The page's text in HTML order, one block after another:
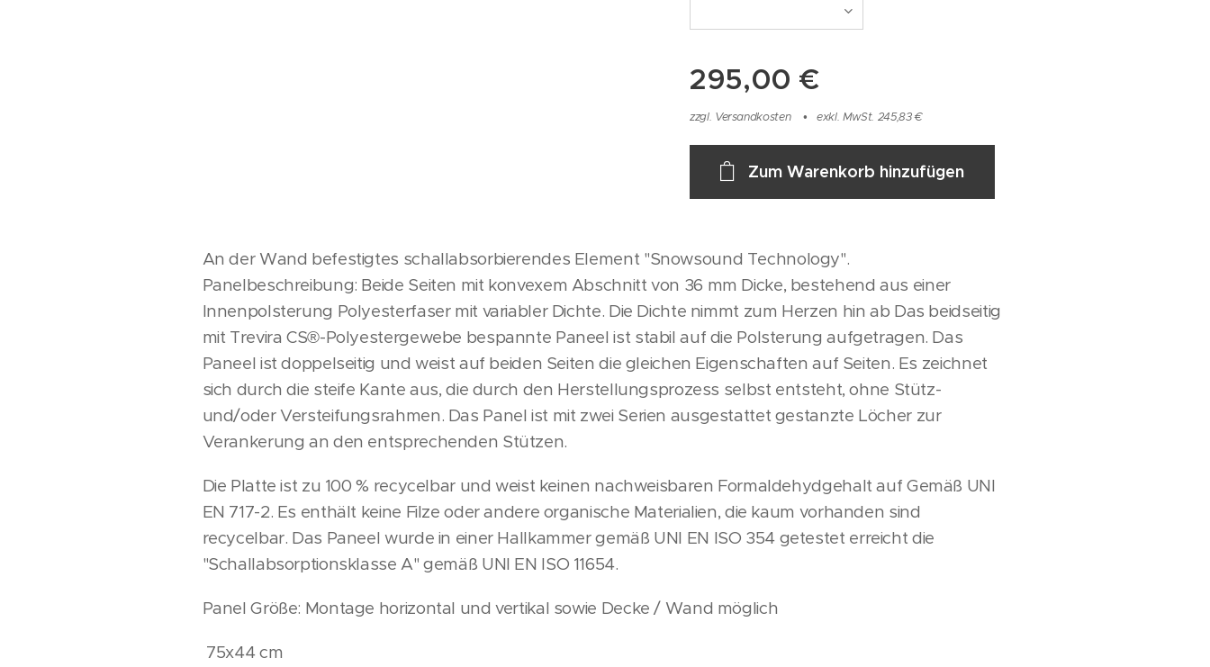
295,00 €
zzgl. Versandkosten exkl. MwSt. 245,83 €
Zum Warenkorb hinzufügen
An der Wand befestigtes schallabsorbierendes Element "Snowsound Technology".
Panelbeschreibung: Beide Seiten mit konvexem Abschnitt von 36 mm Dicke, bestehend aus einer
Innenpolsterung Polyesterfaser mit variabler Dichte. Die Dichte nimmt zum Herzen hin ab Das beidseitig
mit Trevira CS®-Polyestergewebe bespannte Paneel ist stabil auf die Polsterung aufgetragen. Das
Paneel ist doppelseitig und weist auf beiden Seiten die gleichen Eigenschaften auf Seiten. Es zeichnet
sich durch die steife Kante aus, die durch den Herstellungsprozess selbst entsteht, ohne Stütz-
und/oder Versteifungsrahmen. Das Panel ist mit zwei Serien ausgestattet gestanzte Löcher zur
Verankerung an den entsprechenden Stützen.
Die Platte ist zu 100 % recycelbar und weist keinen nachweisbaren Formaldehydgehalt auf Gemäß UNI
EN 717-2. Es enthält keine Filze oder andere organische Materialien, die kaum vorhanden sind
recycelbar. Das Paneel wurde in einer Hallkammer gemäß UNI EN ISO 354 getestet erreicht die
"Schallabsorptionsklasse A" gemäß UNI EN ISO 11654.
Panel Größe: Montage horizontal und vertikal sowie Decke / Wand möglich
75x44 cm